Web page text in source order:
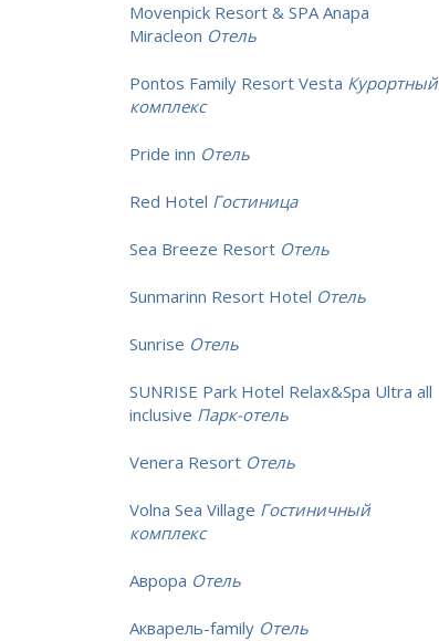
Movenpick Resort & SPA Anapa
Miracleon Отель
Pontos Family Resort Vesta Курортный
комплекс
Pride inn Отель
Red Hotel Гостиница
Sea Breeze Resort Отель
Sunmarinn Resort Hotel Отель
Sunrise Отель
SUNRISE Park Hotel Relax&Spa Ultra all
inclusive Парк-отель
Venera Resort Отель
Volna Sea Village Гостиничный
комплекс
Аврора Отель
Акварель-family Отель